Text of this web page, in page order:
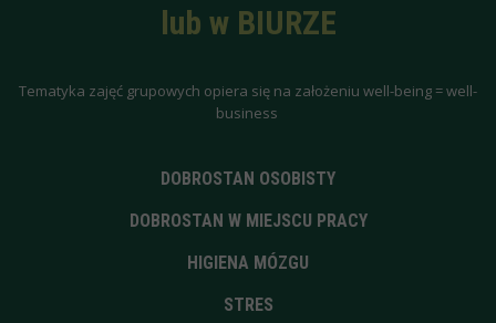
lub w BIURZE
Tematyka zajęć grupowych opiera się na założeniu well-being = well-
business
DOBROSTAN OSOBISTY
DOBROSTAN W MIEJSCU PRACY
HIGIENA MÓZGU
STRES